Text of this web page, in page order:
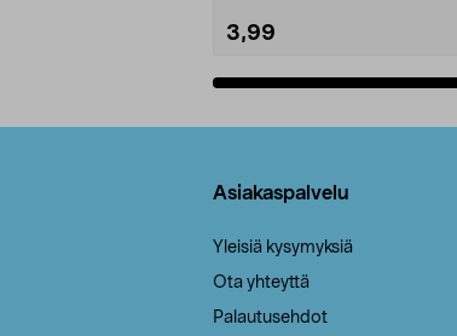
3,99
Asiakaspalvelu
Yleisiä kysymyksiä
Ota yhteyttä
Palautusehdot